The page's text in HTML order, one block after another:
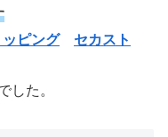
ピング セカスト
した。